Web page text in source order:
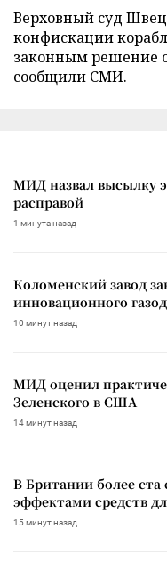
Верховный суд
конфискации
законным решение
сообщили СМИ.
МИД назвал высылку
расправой
1 минута назад
Коломенский завод
инновационного
10 минут назад
МИД оценил
Зеленского в США
14 минут назад
В Британии более
эффектами средств
15 минут назад